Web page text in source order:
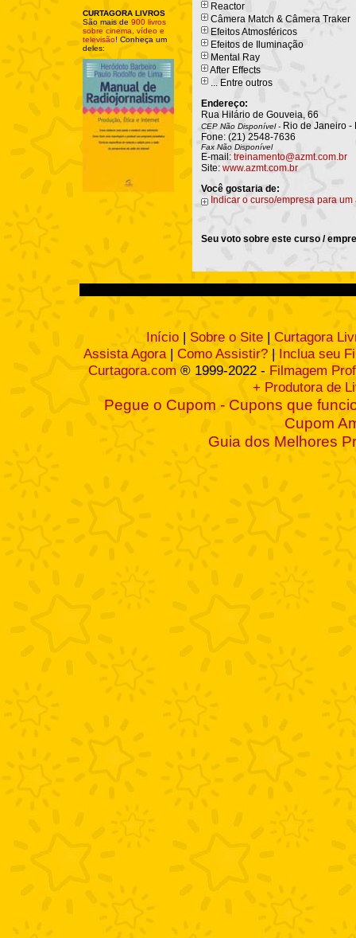
CURTAGORA LIVROS
São mais de 900 livros
sobre cinema, vídeo e
televisão! Conheça um
deles:
Reactor
Câmera Match & Câmera Traker
Efeitos Atmosféricos
Efeitos de Iluminação
Mental Ray
After Effects
... Entre outros
Endereço:
Rua Hilário de Gouveia, 66
CEP Não Disponível - Rio de Janeiro -
Fone: (21) 2548-7636
Fax Não Disponível
E-mail: treinamento@azmt.com.br
Site: www.azmt.com.br
Você gostaria de:
Indicar o curso/empresa para um
Seu voto sobre este curso /
Início | Sobre o Site | Curtagora
Assista Agora| Como Assistir? | Inclua seu
Curtagora.com ® 1999-2022 - Filmagem
+ Produtora de
Pegue o Cupom - Cupons que
Cupom
Guia dos Melhores